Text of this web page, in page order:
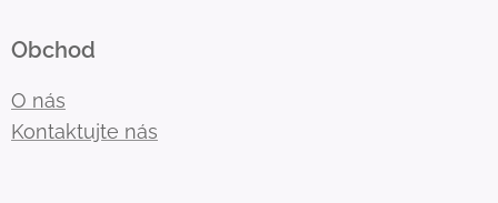
Obchod
O nás
Kontaktujte nás